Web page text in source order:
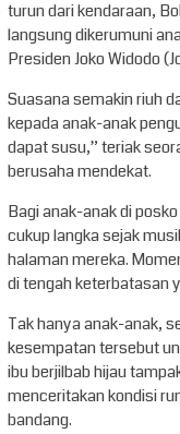
turun dari kendaraan,
langsung dikerumuni
Presiden Joko Widodo
Suasana semakin riuh
kepada anak-anak
dapat susu,” teriak
berusaha mendekat.
Bagi anak-anak di
cukup langka sejak
halaman mereka.
di tengah keterbatasan
Tak hanya anak-anak,
kesempatan tersebut
ibu berjilbab hijau
menceritakan kondisi
bandang.